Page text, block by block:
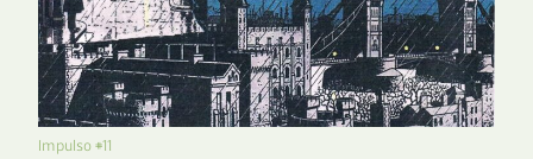
Impulso #11